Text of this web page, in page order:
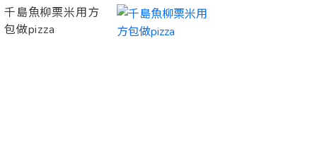
千島魚柳栗米用方
包做pizza